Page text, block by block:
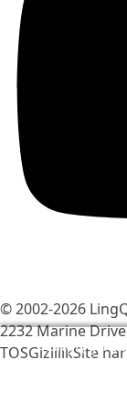
LingQ'yu
© 2002-2026
2232 Marine
TOSGizlilikSite